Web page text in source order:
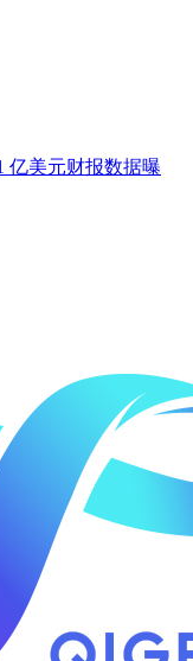
亿美元财报数据曝